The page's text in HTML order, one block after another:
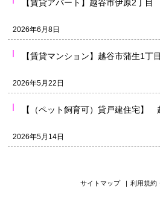
【賃貸アパート】越谷市伊原2丁目
2026年6月8日
【賃貸マンション】越谷市蒲生1丁
2026年5月22日
【（ペット飼育可）貸戸建住宅】
2026年5月14日
サイトマップ | 利用規約